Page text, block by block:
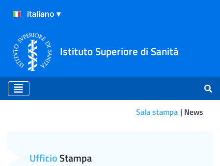
Istituto Superiore di Sanità
Sala stampa News
UfficioStampa